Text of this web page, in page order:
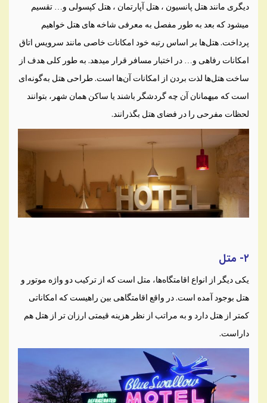
دیگری مانند هتل پانسیون ، هتل آپارتمان ، هتل کپسولی و… تقسیم
میشود که بعد به طور مفصل به معرفی شاخه های هتل خواهیم
پرداخت. هتل‌ها بر اساس رتبه خود امکانات خاصی مانند سرویس اتاق
امکانات رفاهی و… در اختبار مسافر قرار میدهد. به طور کلی هدف از
ساخت هتل‌ها لذت بردن از امکانات آن‌ها است. طراحی هتل به‌گونه‌ای
است که میهمانان آن چه گردشگر باشند یا ساکن همان شهر، بتوانند
لحظات مفرحی را در فضای هتل بگذرانند.
۲- متل
یکی دیگر از انواع اقامتگاه‌ها، متل است که از ترکیب دو واژه موتور و
هتل بوجود آمده است. در واقع اقامتگاهی بین راهیست که امکاناتی
کمتر از هتل دارد و به مراتب از نظر هزینه قیمتی ارزان تر از هتل هم
داراست.